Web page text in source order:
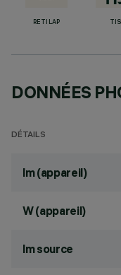
RETILAP
DONNÉES
DÉTAILS
lm (appareil)
W (appareil)
lm source